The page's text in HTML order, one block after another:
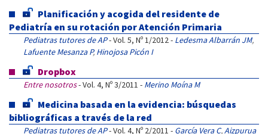
Planificación y acogida del residente de
Pediatría en su rotación por Atención Primaria
Pediatras tutores de AP- Vol. 5, Nº 1/2012 - Ledesma Albarrán JM,
Lafuente Mesanza P, Hinojosa Picón I
Dropbox
Entre nosotros- Vol. 4, Nº 3/2011 - Merino Moína M
Medicina basada en la evidencia: búsquedas
bibliográficas a través de la red
Pediatras tutores de AP- Vol. 4, Nº 2/2011 - García Vera C,Aizpurua